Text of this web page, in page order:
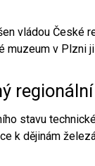
vládou České
muzeum v Plzni
stavu
k dějinám